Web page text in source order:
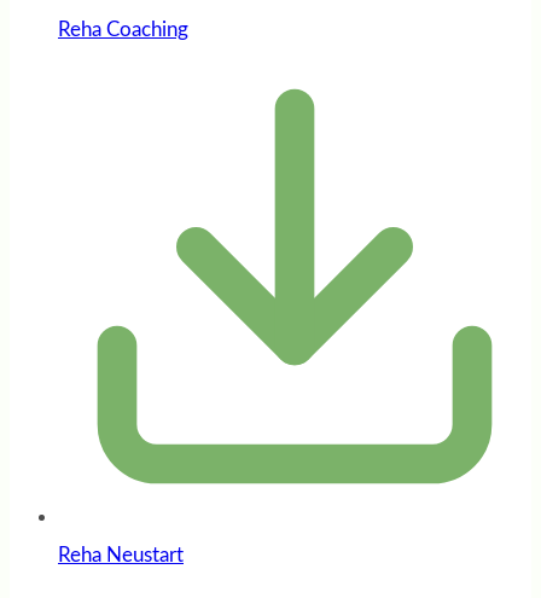
Reha Coaching
Reha Neustart